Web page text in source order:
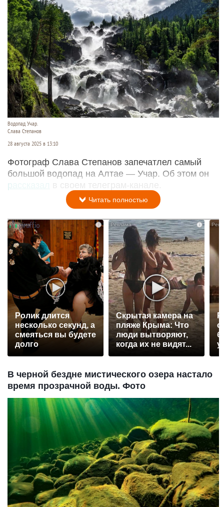
Водопад Учар.
Слава Степанов
28 августа 2025 в 13:10
Фотограф Слава Степанов запечатлел самый
большой водопад на Алтае — Учар. Об этом он
рассказал
в своем телеграм-канале.
Читать полностью
Ролик длится
несколько секунд, а
смеяться вы будете
долго
i
Скрытая камера на
пляже Крыма: Что
люди вытворяют,
когда их не видят...
В черной бездне мистического озера настало
время прозрачной воды. Фото